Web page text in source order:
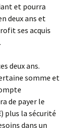
et pourra
deux ans et
ses acquis
deux ans.
somme et
de payer le
plus la sécurité
dans un